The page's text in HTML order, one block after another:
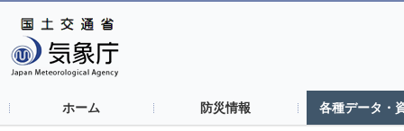
ホーム 防災情報 各種データ・